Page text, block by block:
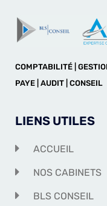
COMPTABILITÉ |
PAYE | AUDIT | CONSEIL
LIENS UTILES
ACCUEIL
NOS CABINETS
BLS CONSEIL